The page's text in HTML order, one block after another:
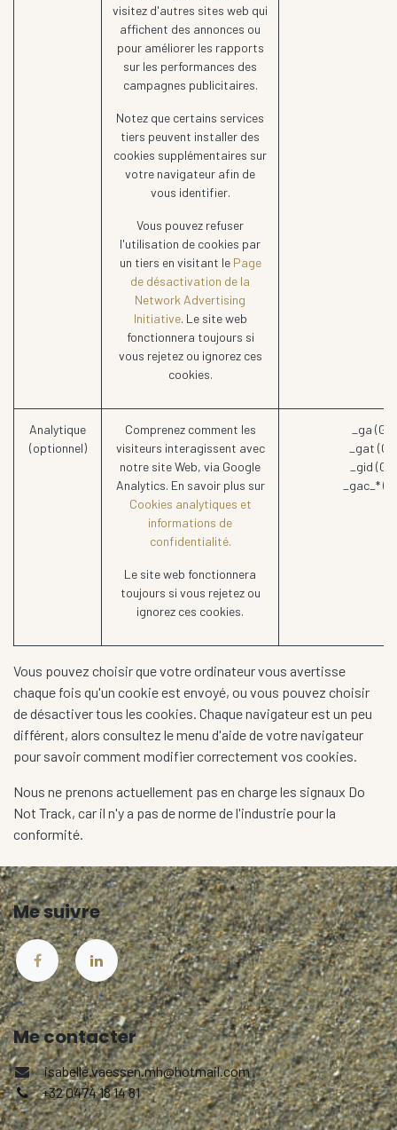
visitez d'autres sites web qui
affichent des annonces ou
pour améliorer les rapports
sur les performances des
campagnes publicitaires.
Notez que certains services
tiers peuvent installer des
cookies supplémentaires sur
votre navigateur afin de
vous identifier.
Vous pouvez refuser
l'utilisation de cookies par
un tiers en visitant le Page
de désactivation de la
Network Advertising
Initiative. Le site web
fonctionnera toujours si
vous rejetez ou ignorez ces
cookies.
Analytique
(optionnel)
Comprenez comment les
visiteurs interagissent avec
notre site Web, via Google
Analytics. En savoir plus sur
Cookies analytiques et
informations de
confidentialité.
Le site web fonctionnera
toujours si vous rejetez ou
ignorez ces cookies.
_ga
_gat
_gid
_gac_*
Vous pouvez choisir que votre ordinateur vous avertisse
chaque fois qu'un cookie est envoyé, ou vous pouvez choisir
de désactiver tous les cookies. Chaque navigateur est un peu
différent, alors consultez le menu d'aide de votre navigateur
pour savoir comment modifier correctement vos cookies.
Nous ne prenons actuellement pas en charge les signaux Do
Not Track, car il n'y a pas de norme de l'industrie pour la
conformité.
Me suivre
Me contacter
isabelle.vaessen.mh@hotmail.com
+32 0474 18 14 81